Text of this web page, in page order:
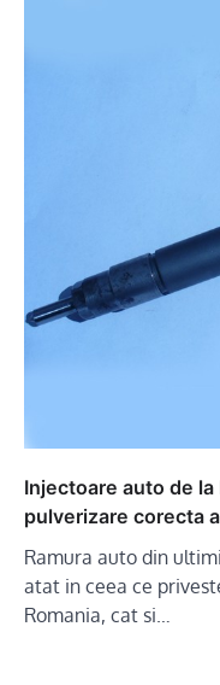
Injectoare auto de
pulverizare corecta
Ramura auto din
atat in ceea ce
Romania, cat si…